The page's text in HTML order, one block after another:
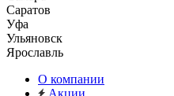
Саратов
Уфа
Ульяновск
Ярославль
О компании
Акции